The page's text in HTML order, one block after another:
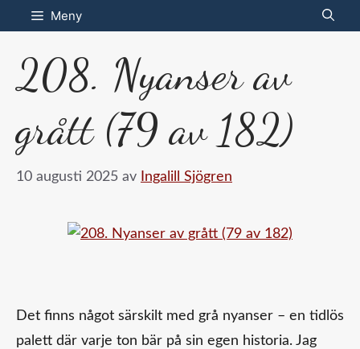
Hoppa
till
innehåll
Meny
208. Nyanser av
grått (79 av 182)
10 augusti 2025 av Ingalill Sjögren
Det finns något särskilt med grå nyanser – en tidlös
palett där varje ton bär på sin egen historia. Jag